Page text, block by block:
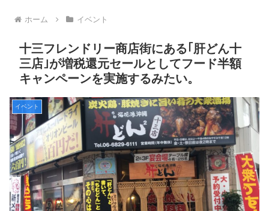
ホーム イベント
十三フレンドリー商店街にある｢肝どん十
三店｣が増税還元セールとしてフード半額
キャンペーンを実施するみたい。
イベント